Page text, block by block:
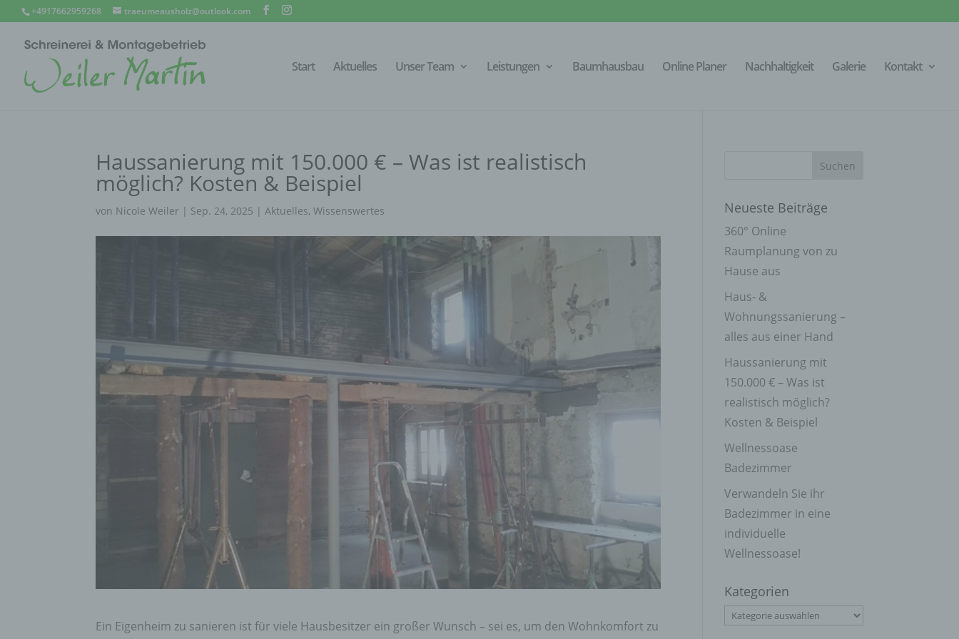
+4917662959268 traeumeausholz@outlook.com
Start Aktuelles Unser Team Leistungen Baumhausbau Online Planer Nachhaltigkeit Galerie Kontakt
Haussanierung mit 150.000 € – Was ist realistisch
möglich? Kosten & Beispiel
von Nicole Weiler | Sep. 24, 2025 |Aktuelles,Wissenswertes
Ein Eigenheim zu sanieren ist für viele Hausbesitzer ein großer Wunsch – sei es, um den Wohnkomfort zu
Neueste Beiträge
360° Online
Raumplanung von zu
Hause aus
Haus- &
Wohnungssanierung –
alles aus einer Hand
Haussanierung mit
150.000 € – Was ist
realistisch möglich?
Kosten & Beispiel
Wellnessoase
Badezimmer
Verwandeln Sie ihr
Badezimmer in eine
individuelle
Wellnessoase!
Kategorien
Kategorien